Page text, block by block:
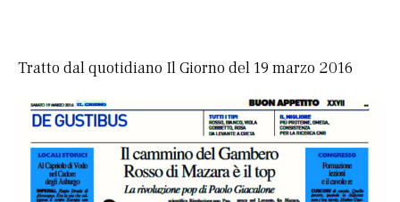
Tratto dal quotidiano Il Giorno del 19 marzo 2016